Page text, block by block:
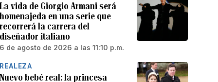
La vida de Giorgio Armani será
homenajeda en una serie que
recorrerá la carrera del
diseñador italiano
6 de agosto de 2026 a las 11:10 p.m.
REALEZA
Nuevo bebé real: la princesa